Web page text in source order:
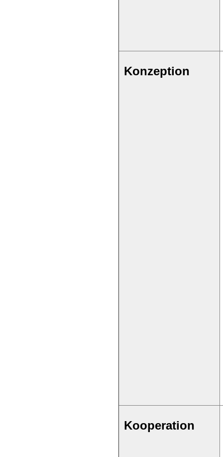
Konzeption
Kooperation